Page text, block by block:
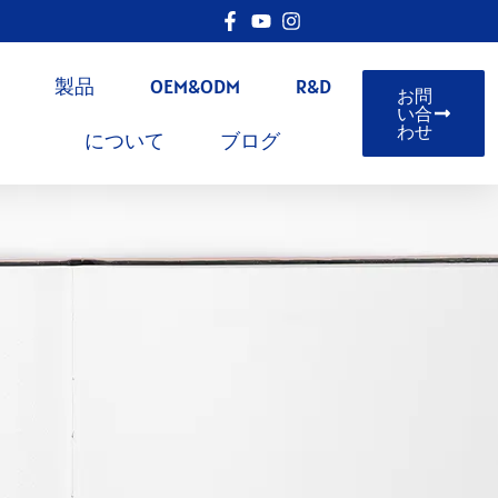
製品 OEM&ODM R&D
について ブログ
お問
い合
わせ